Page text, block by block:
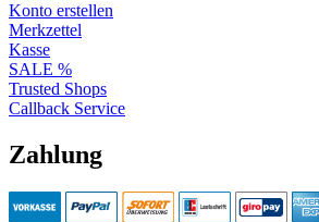
Konto erstellen
Merkzettel
Kasse
SALE %
Trusted Shops
Callback Service
Zahlung